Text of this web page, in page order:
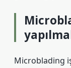
Microblading